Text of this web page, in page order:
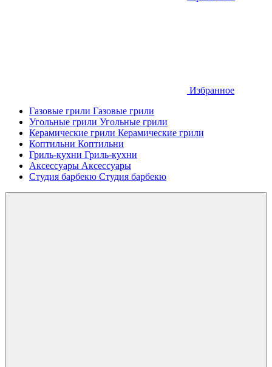
Избранное
Газовые грили Газовые грили
Угольные грили Угольные грили
Керамические грили Керамические грили
Коптильни Коптильни
Гриль-кухни Гриль-кухни
Аксессуары Аксессуары
Студия барбекю Студия барбекю